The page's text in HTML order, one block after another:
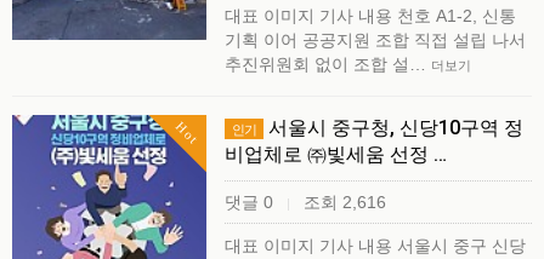
대표 이미지 기사 내용 천호 A1-2, 신통
기획 이어 공공지원 조합 직접 설립 나서
추진위원회 없이 조합 설… 더보기
Hot 인기
서울시 중구청, 신당10구역 정
비업체로 ㈜빛세움 선정 …
댓글 0 조회 2,616
대표 이미지 기사 내용 서울시 중구 신당